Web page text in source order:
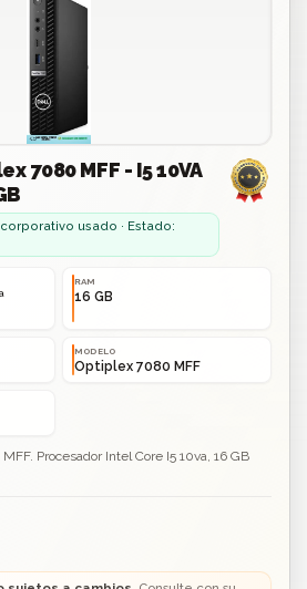
7080 MFF - I5 10VA
usado · Estado:
RAM
16 GB
MODELO
Optiplex 7080 MFF
Procesador Intel Core I5 10va, 16 GB